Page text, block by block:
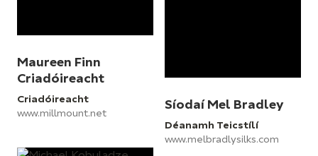
Maureen Finn
Criadóireacht
Criadóireacht
www.millmount.net
Síodaí Mel Bradley
Déanamh Teicstílí
www.melbradlysilks.com